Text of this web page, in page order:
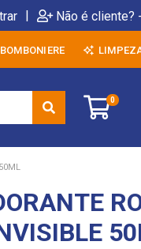
| Não é cliente?
BOMBONIERE
0